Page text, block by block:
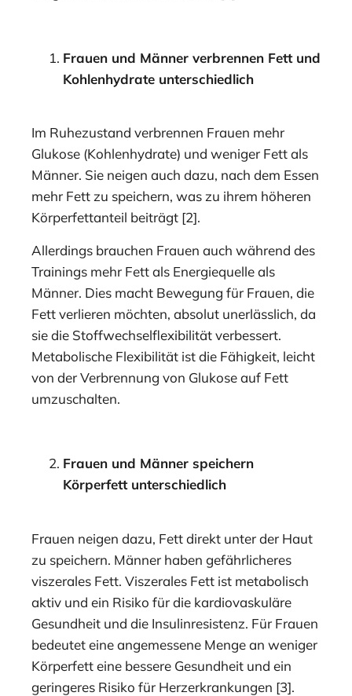
Frauen und Männer verbrennen Fett und
Kohlenhydrate unterschiedlich
Im Ruhezustand verbrennen Frauen mehr
Glukose (Kohlenhydrate) und weniger Fett als
Männer. Sie neigen auch dazu, nach dem Essen
mehr Fett zu speichern, was zu ihrem höheren
Körperfettanteil beiträgt [2].
Allerdings brauchen Frauen auch während des
Trainings mehr Fett als Energiequelle als
Männer. Dies macht Bewegung für Frauen, die
Fett verlieren möchten, absolut unerlässlich, da
sie die Stoffwechselflexibilität verbessert.
Metabolische Flexibilität ist die Fähigkeit, leicht
von der Verbrennung von Glukose auf Fett
umzuschalten.
Frauen und Männer speichern
Körperfett unterschiedlich
Frauen neigen dazu, Fett direkt unter der Haut
zu speichern. Männer haben gefährlicheres
viszerales Fett. Viszerales Fett ist metabolisch
aktiv und ein Risiko für die kardiovaskuläre
Gesundheit und die Insulinresistenz. Für Frauen
bedeutet eine angemessene Menge an weniger
Körperfett eine bessere Gesundheit und ein
geringeres Risiko für Herzerkrankungen [3].